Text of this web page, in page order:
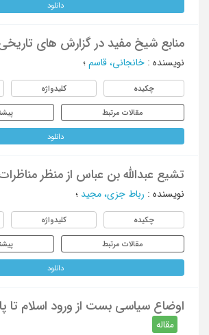
دانلود
منابع شیخ مفید در گزارش های
نویسنده : خانجانی، قاسم ؛
چکیده کلیدواژه
مقالات مرتبط
دانلود
تشیع عبدالله بن عباس از منظر مناظرات
نویسنده : رباط جزی، مجید ؛
چکیده کلیدواژه
مقالات مرتبط
دانلود
اوضاع سیاسی بست از ورود اسلام تا
مقاله